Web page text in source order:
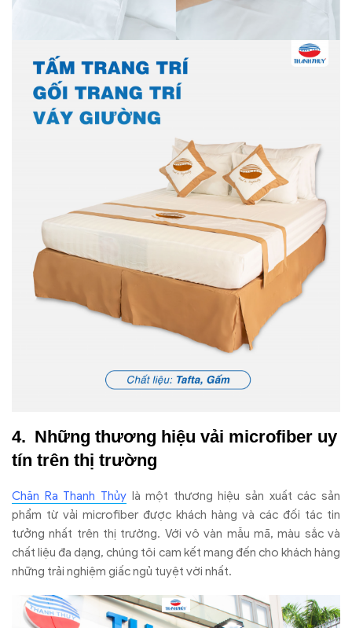
Những thương hiệu vải microfiber uy
tín trên thị trường
Chăn Ra Thanh Thủylà một thương hiệu sản xuất các sản
phẩm từ vải microfiber được khách hàng và các đối tác tin
tưởng nhất trên thị trường. Với vô vàn mẫu mã, màu sắc và
chất liệu đa dạng, chúng tôi cam kết mang đến cho khách hàng
những trải nghiệm giấc ngủ tuyệt vời nhất.